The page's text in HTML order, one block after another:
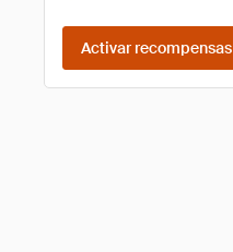
Activar recompensas